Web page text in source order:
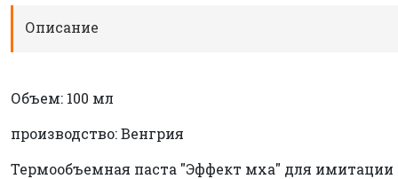
Описание
Объем: 100 мл
производство: Венгрия
Термообъемная паста "Эффект мха" для имитации